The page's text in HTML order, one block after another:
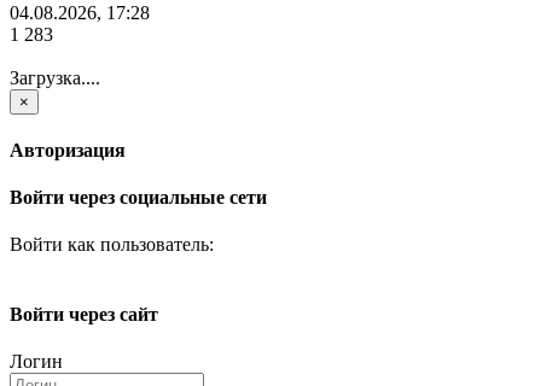
04.08.2026, 17:28
1 283
Загрузка....
×
Авторизация
Войти через социальные сети
Войти как пользователь:
Войти через сайт
Логин